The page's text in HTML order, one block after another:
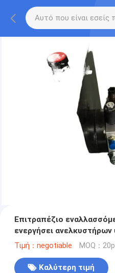
Επιτραπέζιο
ενεργήσει ανελκυστήρων
με την τετραγωνική
Τιμή：negotiable MOQ：
Καλύτερη τιμή